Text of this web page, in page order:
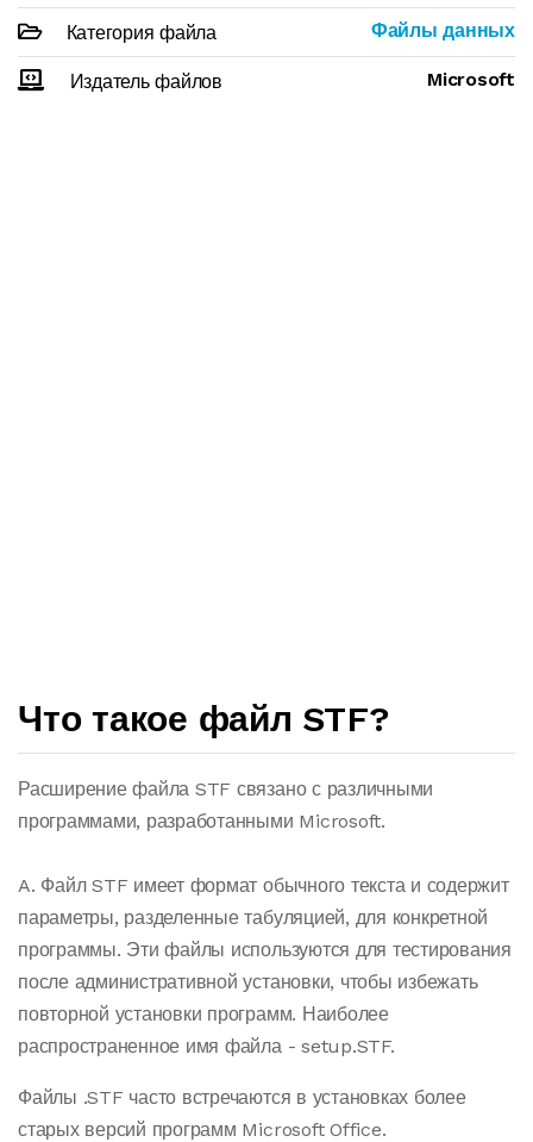
Категория файла Файлы данных
Издатель файлов Microsoft
Что такое файл STF?
Расширение файла STF связано с различными
программами, разработанными Microsoft.
A. Файл STF имеет формат обычного текста и содержит
параметры, разделенные табуляцией, для конкретной
программы. Эти файлы используются для тестирования
после административной установки, чтобы избежать
повторной установки программ. Наиболее
распространенное имя файла - setup.STF.
Файлы .STF часто встречаются в установках более
старых версий программ Microsoft Office.